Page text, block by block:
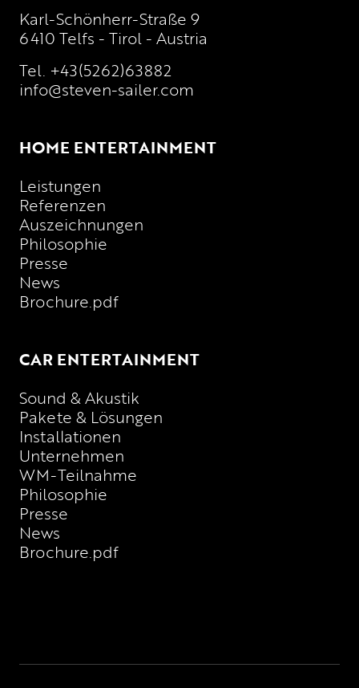
Karl-Schönherr-Straße 9
6410 Telfs - Tirol - Austria
Tel. +43(5262)63882
info@steven-sailer.com
HOME ENTERTAINMENT
Leistungen
Referenzen
Auszeichnungen
Philosophie
Presse
News
Brochure.pdf
CAR ENTERTAINMENT
Sound & Akustik
Pakete & Lösungen
Installationen
Unternehmen
WM-Teilnahme
Philosophie
Presse
News
Brochure.pdf